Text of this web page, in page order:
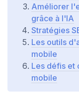
Améliorer
grâce à l'IA
Stratégies
Les outils
mobile
Les défis et
mobile